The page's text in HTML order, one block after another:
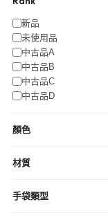
新品
未使用品
中古品A
中古品B
中古品C
中古品D
顏色
材質
手袋類型